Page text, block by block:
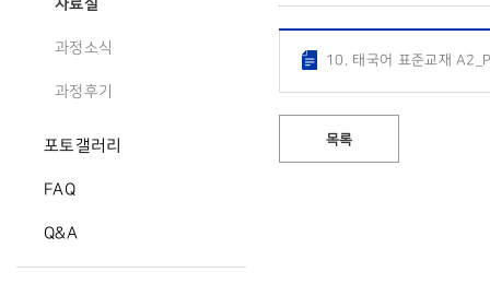
자료실
과정소식
과정후기
포토갤러리
FAQ
Q&A
10. 태국어 표준교재
목록